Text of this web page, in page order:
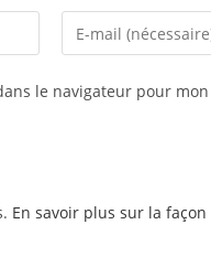
le navigateur pour
En savoir plus sur la